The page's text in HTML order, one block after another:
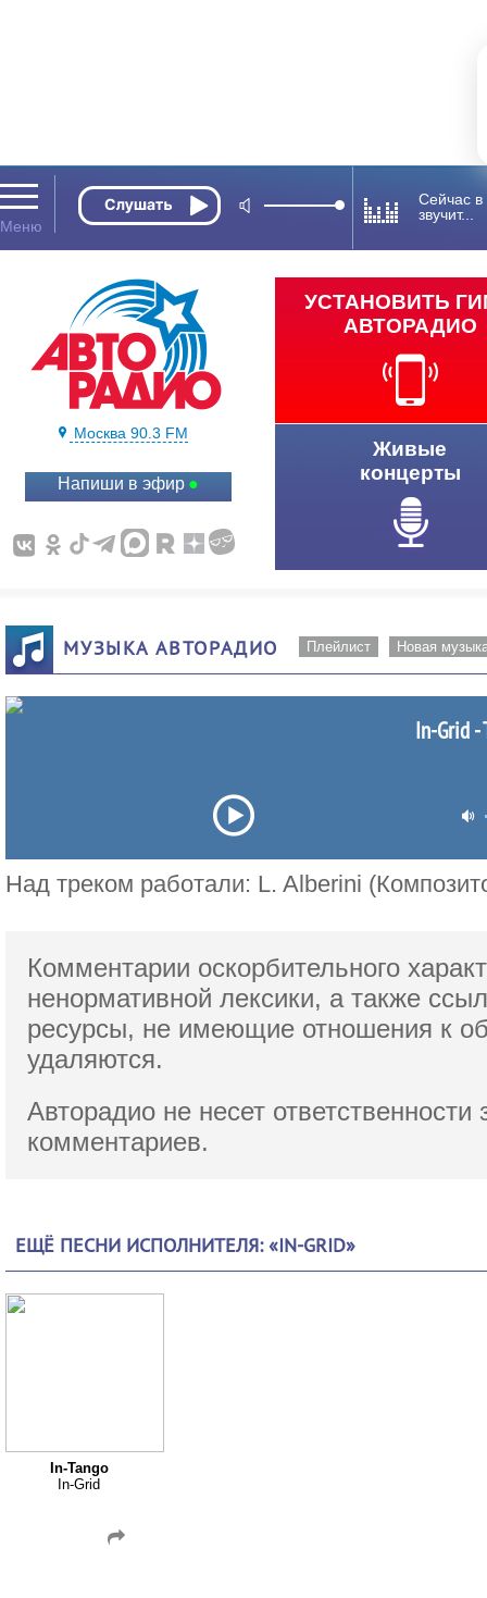
Сейчас
звучит...
Москва 90.3 FM
Напиши в эфир
УСТАНОВИТЬ
АВТОРАДИО
Живые
концерты
МУЗЫКА АВТОРАДИО Плейлист Новая
In-Grid -
Над треком работали: L. Alberini
Комментарии оскорбительного
ненормативной лексики, а также
ресурсы, не имеющие отношения к
удаляются.
Авторадио не несет ответственности
комментариев.
ЕЩЁ ПЕСНИ ИСПОЛНИТЕЛЯ: «IN-GRID»
In-Tango
In-Grid